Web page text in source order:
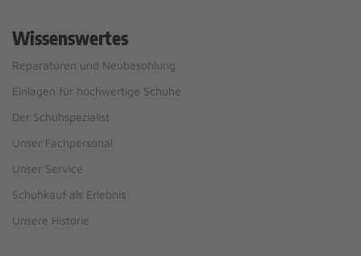
Wissenswertes
Reparaturen und Neubesohlung
Einlagen für hochwertige Schuhe
Der Schuhspezialist
Unser Fachpersonal
Unser Service
Schuhkauf als Erlebnis
Unsere Historie